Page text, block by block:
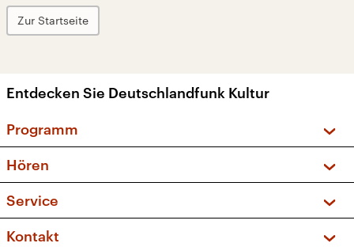
Zur Startseite
Entdecken Sie Deutschlandfunk Kultur
Programm
Sendungen und Podcasts
Musikliste
Kakadu – Das Kinderprogramm
Hören
Frequenzen (UKW + DAB+)
Service
FAQ
Kontakt